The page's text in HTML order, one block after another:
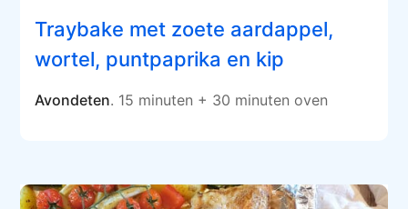
Traybake met zoete aardappel,
wortel, puntpaprika en kip
Avondeten. 15 minuten + 30 minuten oven